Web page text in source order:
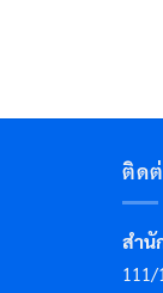
ติดต่
สำนั
111/